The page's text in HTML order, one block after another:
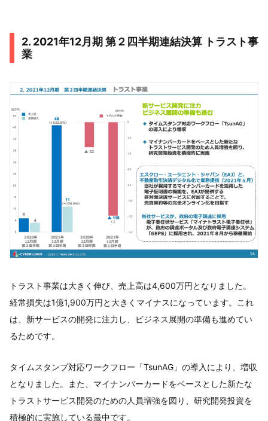
2. 2021年12月期 第２四半期連結決算 トラスト事
業
トラスト事業は大きく伸び、売上高は4,600万円となりました。
経常損失は1億1,900万円と大きくマイナスになっています。これ
は、新サービスの開発に注力し、ビジネス展開の準備も進めてい
るためです。
タイムスタンプ対応ワークフロー「TsunAG」の導入により、増収
となりました。また、マイナンバーカードをベースとした新たな
トラストサービス開発のための人員増強を図り、研究開発投資を
積極的に実施している最中です。